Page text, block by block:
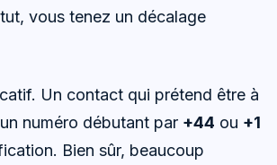
vous tenez un décalage
Un contact qui prétend être à
numéro débutant par +44 ou +1
Bien sûr, beaucoup